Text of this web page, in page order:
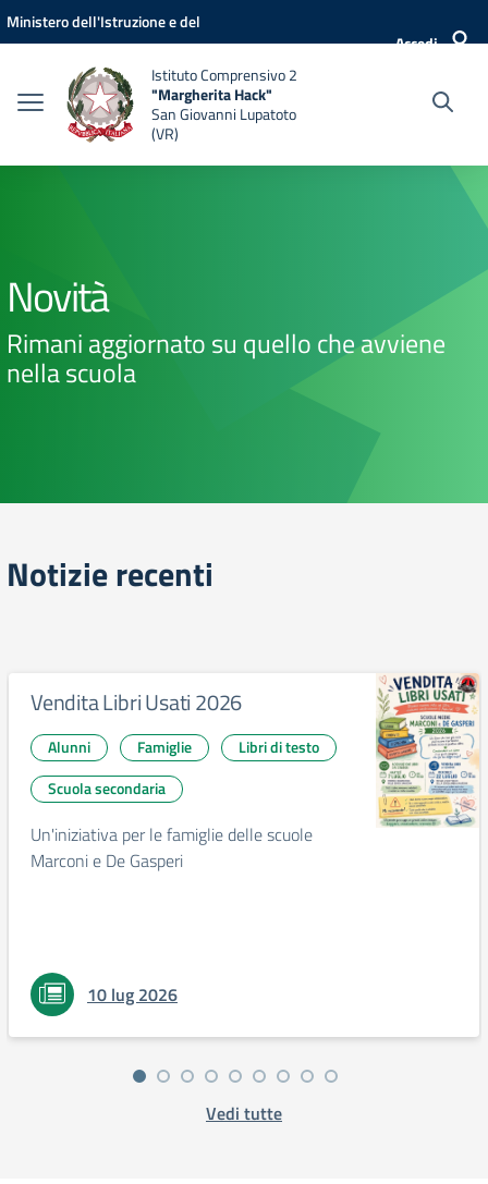
Vai ai contenuti
Vai al menu di navigazione
Vai al footer
Ministero dell'Istruzione e del
Accedi
Istituto Comprensivo 2
"Margherita Hack"
San Giovanni Lupatoto
(VR)
Novità
Rimani aggiornato su quello che avviene
nella scuola
Notizie recenti
Vendita Libri Usati 2026
Alunni Famiglie
Libri di testo
Scuola secondaria
Un'iniziativa per le famiglie delle scuole
Marconi e De Gasperi
10 lug 2026
Vedi tutte